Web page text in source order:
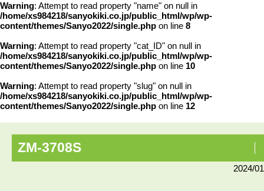
Warning: Attempt to read property "name" on null in
/home/xs984218/sanyokiki.co.jp/public_html/wp/wp-
content/themes/Sanyo2022/single.php on line 8
Warning: Attempt to read property "cat_ID" on null in
/home/xs984218/sanyokiki.co.jp/public_html/wp/wp-
content/themes/Sanyo2022/single.php on line 10
Warning: Attempt to read property "slug" on null in
/home/xs984218/sanyokiki.co.jp/public_html/wp/wp-
content/themes/Sanyo2022/single.php on line 12
ZM-3708S
2024/